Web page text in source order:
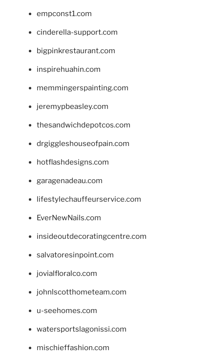
empconst1.com
cinderella-support.com
bigpinkrestaurant.com
inspirehuahin.com
memmingerspainting.com
jeremypbeasley.com
thesandwichdepotcos.com
drgiggleshouseofpain.com
hotflashdesigns.com
garagenadeau.com
lifestylechauffeurservice.com
EverNewNails.com
insideoutdecoratingcentre.com
salvatoresinpoint.com
jovialfloralco.com
johnlscotthometeam.com
u-seehomes.com
watersportslagonissi.com
mischieffashion.com